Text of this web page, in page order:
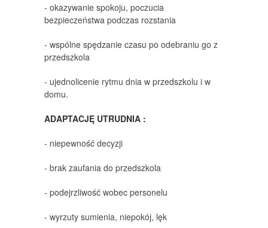
- okazywanie spokoju, poczucia
bezpieczeństwa podczas rozstania
- wspólne spędzanie czasu po odebraniu go z
przedszkola
- ujednolicenie rytmu dnia w przedszkolu i w
domu.
ADAPTACJĘ UTRUDNIA :
- niepewność decyzji
- brak zaufania do przedszkola
- podejrzliwość wobec personelu
- wyrzuty sumienia, niepokój, lęk